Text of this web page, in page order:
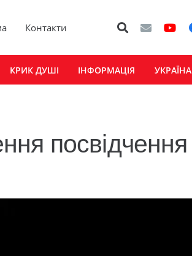
Контакти
КРИК ДУШІ ІНФОРМАЦІЯ УКРАЇНА
посвідчення